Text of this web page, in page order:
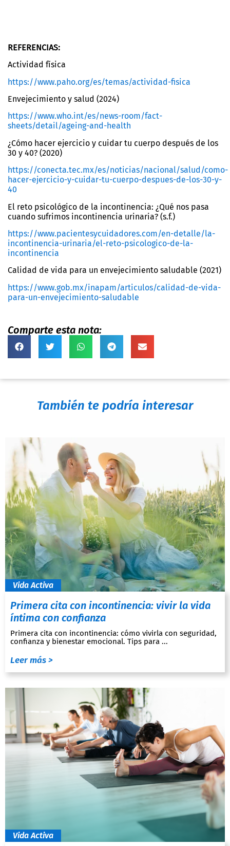
REFERENCIAS:
Actividad física
https://www.paho.org/es/temas/actividad-fisica
Envejecimiento y salud (2024)
https://www.who.int/es/news-room/fact-
sheets/detail/ageing-and-health
¿Cómo hacer ejercicio y cuidar tu cuerpo después de los
30 y 40? (2020)
https://conecta.tec.mx/es/noticias/nacional/salud/como-
hacer-ejercicio-y-cuidar-tu-cuerpo-despues-de-los-30-y-
40
El reto psicológico de la incontinencia: ¿Qué nos pasa
cuando sufrimos incontinencia urinaria? (s.f.)
https://www.pacientesycuidadores.com/en-detalle/la-
incontinencia-urinaria/el-reto-psicologico-de-la-
incontinencia
Calidad de vida para un envejecimiento saludable (2021)
https://www.gob.mx/inapam/articulos/calidad-de-vida-
para-un-envejecimiento-saludable
Comparte esta nota:
También te podría interesar
Vida Activa
Primera cita con incontinencia: vivir la vida
íntima con confianza
Primera cita con incontinencia: cómo vivirla con seguridad,
confianza y bienestar emocional. Tips para ...
Leer más >
Vida Activa